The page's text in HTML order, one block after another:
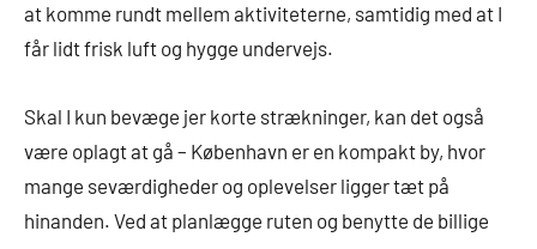
at komme rundt mellem aktiviteterne, samtidig med at I
får lidt frisk luft og hygge undervejs.
Skal I kun bevæge jer korte strækninger, kan det også
være oplagt at gå – København er en kompakt by, hvor
mange seværdigheder og oplevelser ligger tæt på
hinanden. Ved at planlægge ruten og benytte de billige